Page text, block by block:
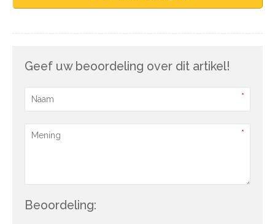
Geef uw beoordeling over dit artikel!
Beoordeling: